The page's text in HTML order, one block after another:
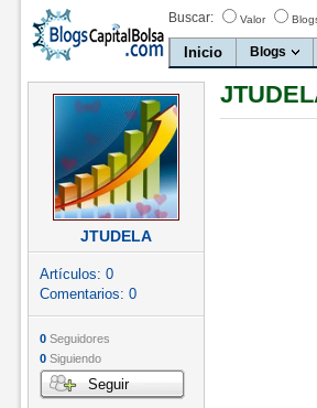
Buscar: Valor
Inicio Blogs
JTUDELA
Artículos: 0
Comentarios: 0
0 Seguidores
0 Siguiendo
Seguir